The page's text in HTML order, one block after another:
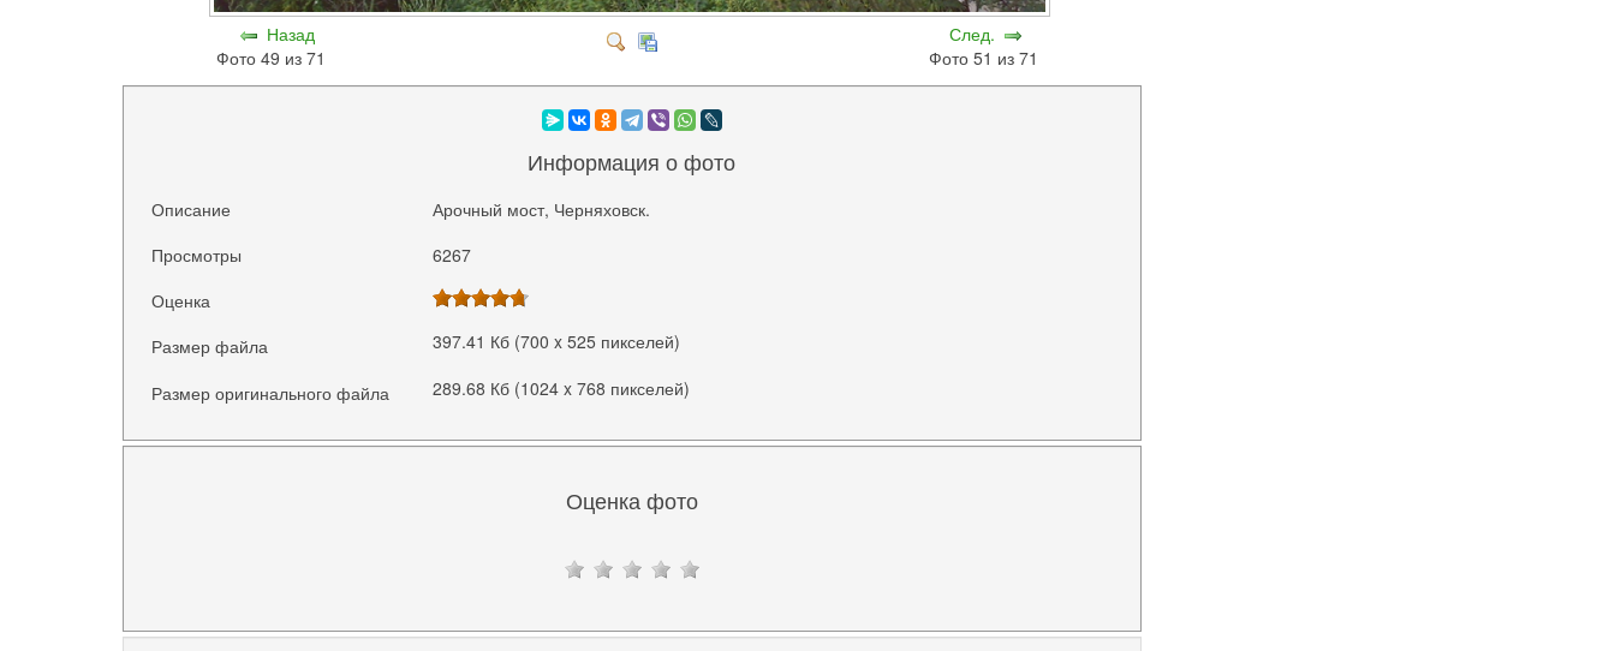
Назад
Фото 49 из 71
След.
Фото 51 из 71
Информация о фото
Описание
Арочный мост, Черняховск.
Просмотры
6267
Оценка
Размер файла
397.41 Кб (700 x 525 пикселей)
Размер оригинального файла 289.68 Кб (1024 x 768 пикселей)
Оценка фото